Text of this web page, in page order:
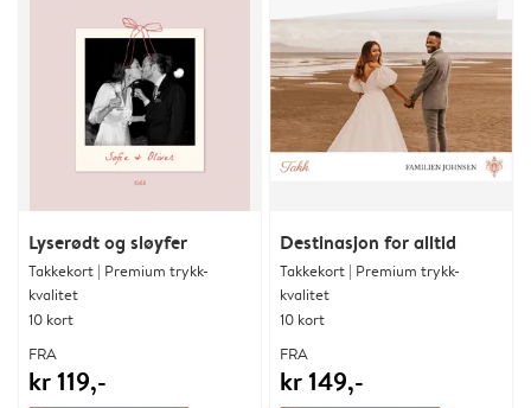
Lyserødt og sløyfer
Takkekort | Premium trykk-
kvalitet
10 kort
FRA
kr 119,-
Destinasjon for alltid
Takkekort | Premium trykk-
kvalitet
10 kort
FRA
kr 149,-